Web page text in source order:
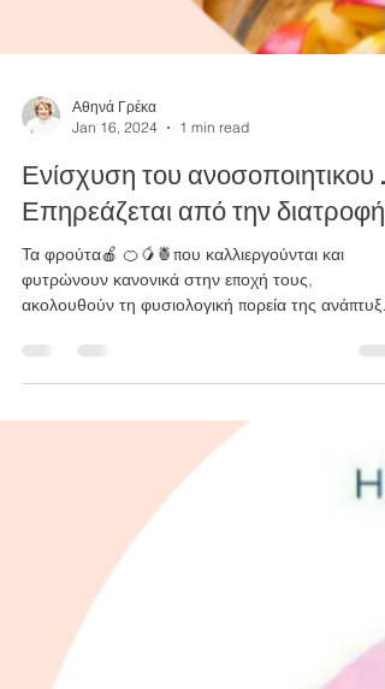
Jan 16, 2024
1 min read
Ενίσχυση του ανοσοποιητικου .
Επηρεάζεται από την διατροφή;
Τα φρούτα🍎 🍊🥭🍍που καλλιεργούνται και
φυτρώνουν κανονικά στην εποχή τους,
ακολουθούν τη φυσιολογική πορεία της
τους και όπως...